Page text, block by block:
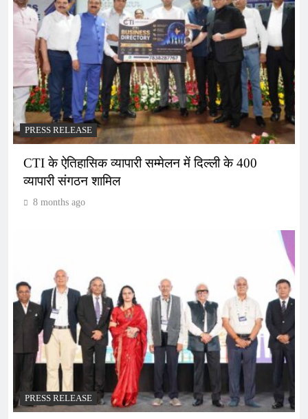
PRESS RELEASE
CTI के ऐतिहासिक व्यापारी सम्मेलन में दिल्ली के 400
व्यापारी संगठन शामिल
8 months ago
PRESS RELEASE